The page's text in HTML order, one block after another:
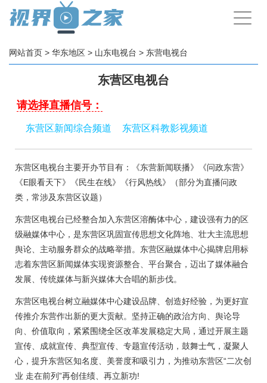
手
机
网站首页 > 华东地区 > 山东电视台 > 东营电视台
东营区电视台
请选择直播信号：
东营区新闻综合频道 东营区科教影视频道
东营区电视台主要开办节目有：《东营新闻联播》《问政东营》
《E眼看天下》《民生在线》《行风热线》（部分为直播问政
类，常涉及东营区议题）
东营区电视台已经整合加入东营区溶酶体中心，建设强有力的区
级融媒体中心，是东营区巩固宣传思想文化阵地、壮大主流思想
舆论、主动服务群众的战略举措。东营区融媒体中心揭牌启用标
志着东营区新闻媒体实现资源整合、平台聚合，迈出了媒体融合
发展、传统媒体与新兴媒体大合唱的新步伐。
东营区电视台树立融媒体中心建设品牌、创造好经验，为更好宣
传推介东营作出新的更大贡献。坚持正确的政治方向、舆论导
向、价值取向，紧紧围绕全区改革发展稳定大局，通过开展主题
宣传、成就宣传、典型宣传、专题宣传活动，鼓舞士气，凝聚人
心，提升东营区知名度、美誉度和吸引力，为推动东营区“二次创
业 走在前列”再创佳绩、再立新功!